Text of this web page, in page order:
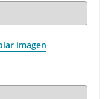
imagen